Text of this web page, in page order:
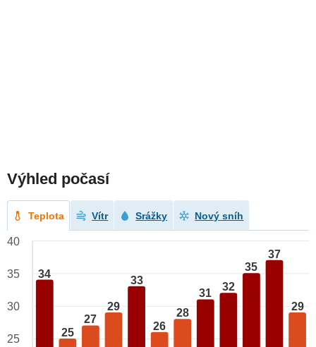
Výhled počasí
Teplota Vítr Srážky Nový sníh
34
25
27
29
33
26
28
31
32
35
37
29
40
35
30
25